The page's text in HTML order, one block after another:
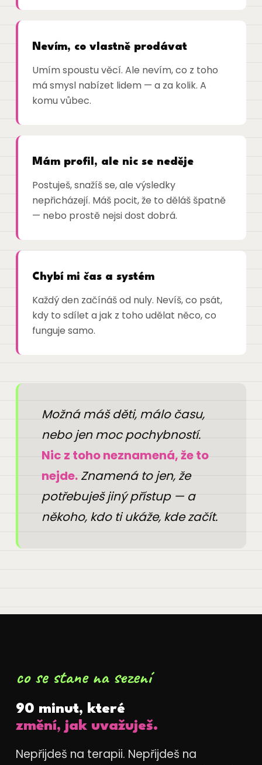
Nevím, co vlastně prodávat
Umím spoustu věcí. Ale nevím, co z toho
má smysl nabízet lidem — a za kolik. A
komu vůbec.
Mám profil, ale nic se neděje
Postuješ, snažíš se, ale výsledky
nepřicházejí. Máš pocit, že to děláš špatně
— nebo prostě nejsi dost dobrá.
Chybí mi čas a systém
Každý den začínáš od nuly. Nevíš, co psát,
kdy to sdílet a jak z toho udělat něco, co
funguje samo.
Možná máš děti, málo času,
nebo jen moc pochybností.
Nic z toho neznamená, že to
nejde.Znamená to jen, že
potřebuješ jiný přístup — a
někoho, kdo ti ukáže, kde začít.
co se stane na sezení
90 minut, které
změní, jak uvažuješ.
Nepřijdeš na terapii. Nepřijdeš na